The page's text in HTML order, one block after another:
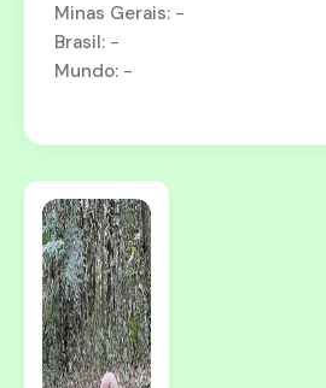
Minas Gerais: -
Brasil: -
Mundo: -